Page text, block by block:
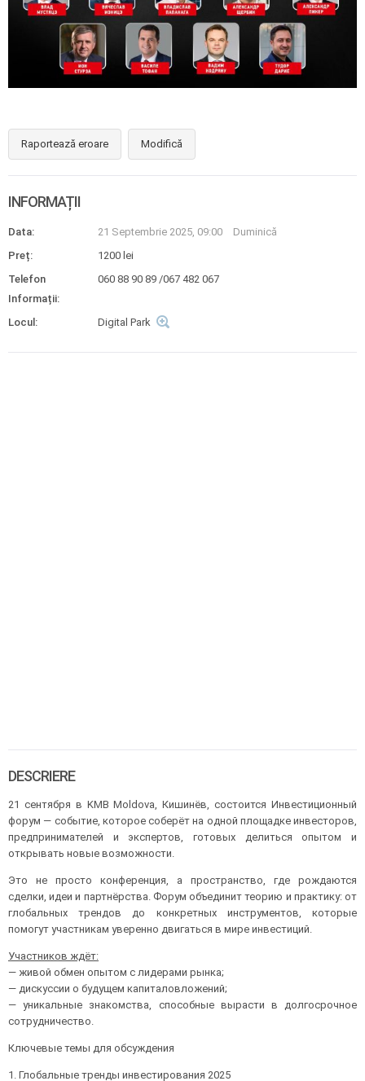
Raportează eroare Modifică
INFORMAȚII
Data: 21 Septembrie 2025, 09:00
Duminică
Preț:
1200 lei
Telefon
Informații:
060 88 90 89 /067 482 067
Locul: Digital Park
DESCRIERE
21 сентября в KMB Moldova, Кишинёв, состоится Инвестиционный
форум — событие, которое соберёт на одной площадке инвесторов,
предпринимателей и экспертов, готовых делиться опытом и
открывать новые возможности.
Это не просто конференция, а пространство, где рождаются
сделки, идеи и партнёрства. Форум объединит теорию и практику: от
глобальных трендов до конкретных инструментов, которые
помогут участникам уверенно двигаться в мире инвестиций.
Участников ждёт:
— живой обмен опытом с лидерами рынка;
— дискуссии о будущем капиталовложений;
— уникальные знакомства, способные вырасти в долгосрочное
сотрудничество.
Ключевые темы для обсуждения
1. Глобальные тренды инвестирования 2025